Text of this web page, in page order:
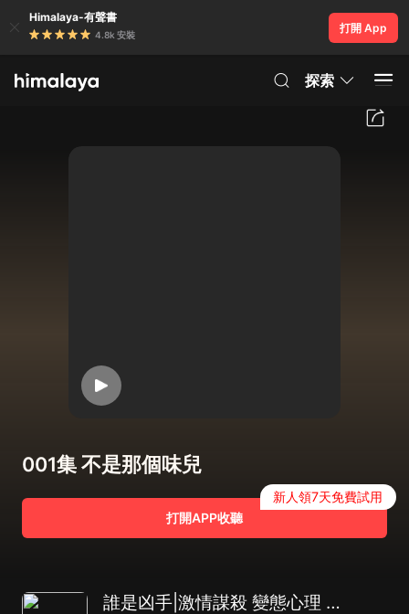
Himalaya-有聲書
4.8k 安裝
打開 App
探索
001集 不是那個味兒
打開APP收聽
新人領7天免費試用
誰是凶手|激情謀殺 變態心理 刑偵實錄 高智商犯罪